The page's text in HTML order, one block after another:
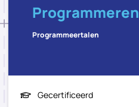
Programmeren
Programmeertalen
Gecertificeerd